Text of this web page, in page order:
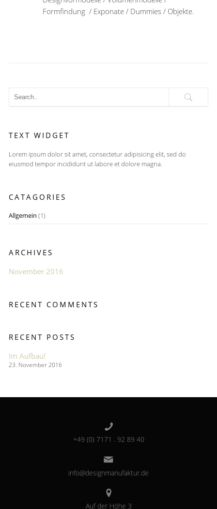
Formfindung / Exponate / Dummies / Objekte.
TEXT WIDGET
Lorem ipsum dolor sit amet, consectetur adipisicing elit, sed do
eiusmod tempor incididunt ut labore et dolore magna.
CATAGORIES
Allgemein (1)
ARCHIVES
November 2016
RECENT COMMENTS
RECENT POSTS
Im Aufbau!
23. November 2016
+49 (0) 7171 . 92 89 40
info@designmanufaktur.de
Auf der Höhe 3